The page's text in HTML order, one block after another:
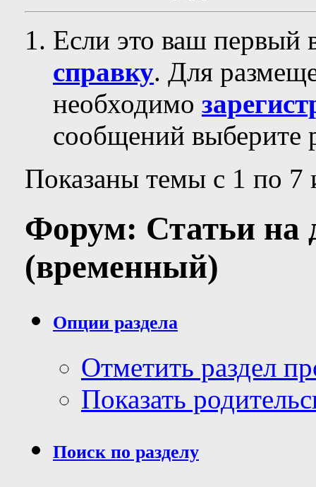
Если это ваш первый
справку. Для
необходимо
сообщений выберите
Показаны темы с 1 по 7
Форум: Статьи на
(временный)
Опции раздела
Отметить раздел
Показать
Поиск по разделу